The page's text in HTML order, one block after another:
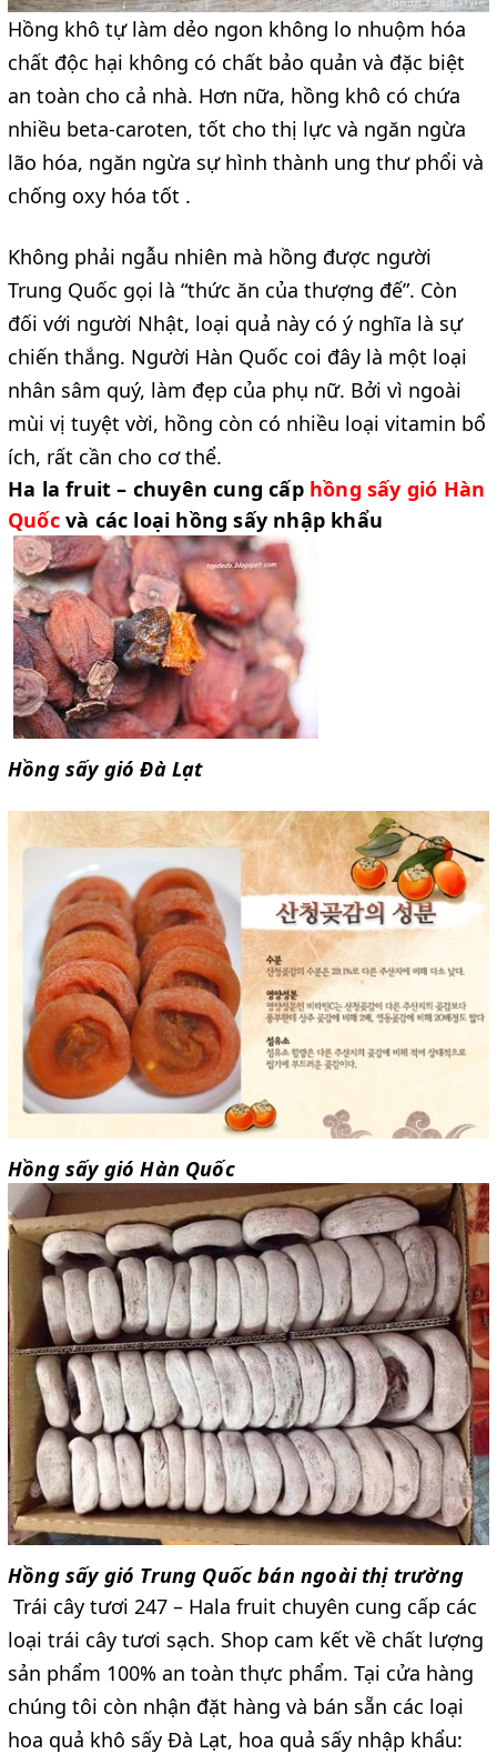
Hồng khô tự làm dẻo ngon không lo nhuộm hóa
chất độc hại không có chất bảo quản và đặc biệt
an toàn cho cả nhà. Hơn nữa, hồng khô có chứa
nhiều beta-caroten, tốt cho thị lực và ngăn ngừa
lão hóa, ngăn ngừa sự hình thành ung thư phổi và
chống oxy hóa tốt .
Không phải ngẫu nhiên mà hồng được người
Trung Quốc gọi là “thức ăn của thượng đế”. Còn
đối với người Nhật, loại quả này có ý nghĩa là sự
chiến thắng. Người Hàn Quốc coi đây là một loại
nhân sâm quý, làm đẹp của phụ nữ. Bởi vì ngoài
mùi vị tuyệt vời, hồng còn có nhiều loại vitamin bổ
ích, rất cần cho cơ thể.
Ha la fruit – chuyên cung cấp hồng sấy gió Hàn
Quốc và các loại hồng sấy nhập khẩu
Hồng sấy gió Đà Lạt
Hồng sấy gió Hàn Quốc
Hồng sấy gió Trung Quốc bán ngoài thị trường
Trái cây tươi 247 – Hala fruit chuyên cung cấp các
loại trái cây tươi sạch. Shop cam kết về chất lượng
sản phẩm 100% an toàn thực phẩm. Tại cửa hàng
chúng tôi còn nhận đặt hàng và bán sẵn các loại
hoa quả khô sấy Đà Lạt, hoa quả sấy nhập khẩu: